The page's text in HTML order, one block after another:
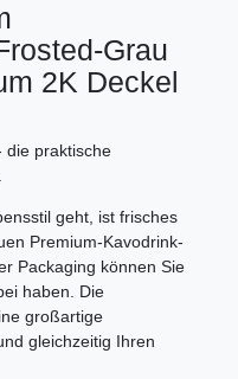
Grau
2K Deckel
die praktische
geht, ist frisches
Premium-Kavodrink-
Packaging können Sie
haben. Die
großartige
gleichzeitig Ihren